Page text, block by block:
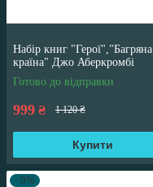
Набір книг "Герої","Багряна
країна" Джо Аберкромбі
Готово до відправки
999 ₴ 1 120 ₴
Купити
–9%